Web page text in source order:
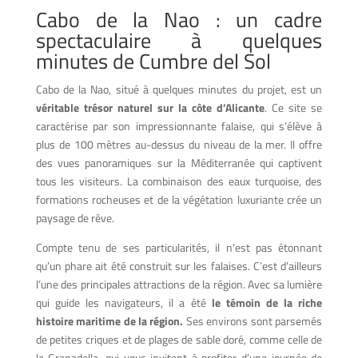
Cabo de la Nao : un cadre
spectaculaire à quelques
minutes de Cumbre del Sol
Cabo de la Nao, situé à quelques minutes du projet, est un
véritable trésor naturel sur la côte d’Alicante. Ce site se
caractérise par son impressionnante falaise, qui s’élève à
plus de 100 mètres au-dessus du niveau de la mer. Il offre
des vues panoramiques sur la Méditerranée qui captivent
tous les visiteurs. La combinaison des eaux turquoise, des
formations rocheuses et de la végétation luxuriante crée un
paysage de rêve.
Compte tenu de ses particularités, il n’est pas étonnant
qu’un phare ait été construit sur les falaises. C’est d’ailleurs
l’une des principales attractions de la région. Avec sa lumière
qui guide les navigateurs, il a été le témoin de la riche
histoire maritime de la région. Ses environs sont parsemés
de petites criques et de plages de sable doré, comme celle de